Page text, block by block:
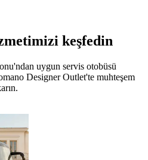
keşfedin
uygun servis otobüsü
Designer Outlet'te muhteşem